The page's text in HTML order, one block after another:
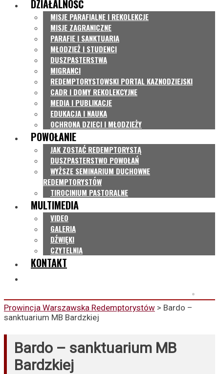
DZIAŁALNOŚĆ
MISJE PARAFIALNE I REKOLEKCJE
MISJE ZAGRANICZNE
PARAFIE I SANKTUARIA
MŁODZIEŻ I STUDENCI
DUSZPASTERSTWA
MIGRANCI
REDEMPTORYSTOWSKI PORTAL KAZNODZIEJSKI
CADR I DOMY REKOLEKCYJNE
MEDIA I PUBLIKACJE
EDUKACJA I NAUKA
OCHRONA DZIECI I MŁODZIEŻY
POWOŁANIE
JAK ZOSTAĆ REDEMPTORYSTĄ
DUSZPASTERSTWO POWOŁAŃ
WYŻSZE SEMINARIUM DUCHOWNE
REDEMPTORYSTÓW
TIROCINIUM PASTORALNE
MULTIMEDIA
VIDEO
GALERIA
DŹWIĘKI
CZYTELNIA
KONTAKT
Prowincja Warszawska Redemptorystów > Bardo –
sanktuarium MB Bardzkiej
Bardo – sanktuarium MB
Bardzkiej